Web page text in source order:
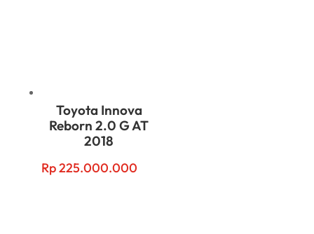
Toyota Innova
Reborn 2.0 G AT
2018
Rp225.000.000